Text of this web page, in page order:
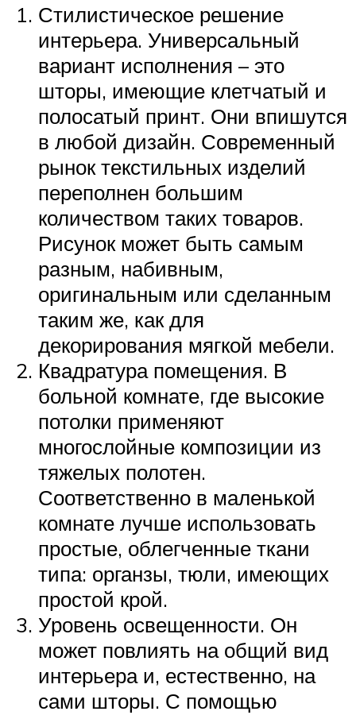
Стилистическое решение
интерьера. Универсальный
вариант исполнения – это
шторы, имеющие клетчатый и
полосатый принт. Они впишутся
в любой дизайн. Современный
рынок текстильных изделий
переполнен большим
количеством таких товаров.
Рисунок может быть самым
разным, набивным,
оригинальным или сделанным
таким же, как для
декорирования мягкой мебели.
Квадратура помещения. В
больной комнате, где высокие
потолки применяют
многослойные композиции из
тяжелых полотен.
Соответственно в маленькой
комнате лучше использовать
простые, облегченные ткани
типа: органзы, тюли, имеющих
простой крой.
Уровень освещенности. Он
может повлиять на общий вид
интерьера и, естественно, на
сами шторы. С помощью